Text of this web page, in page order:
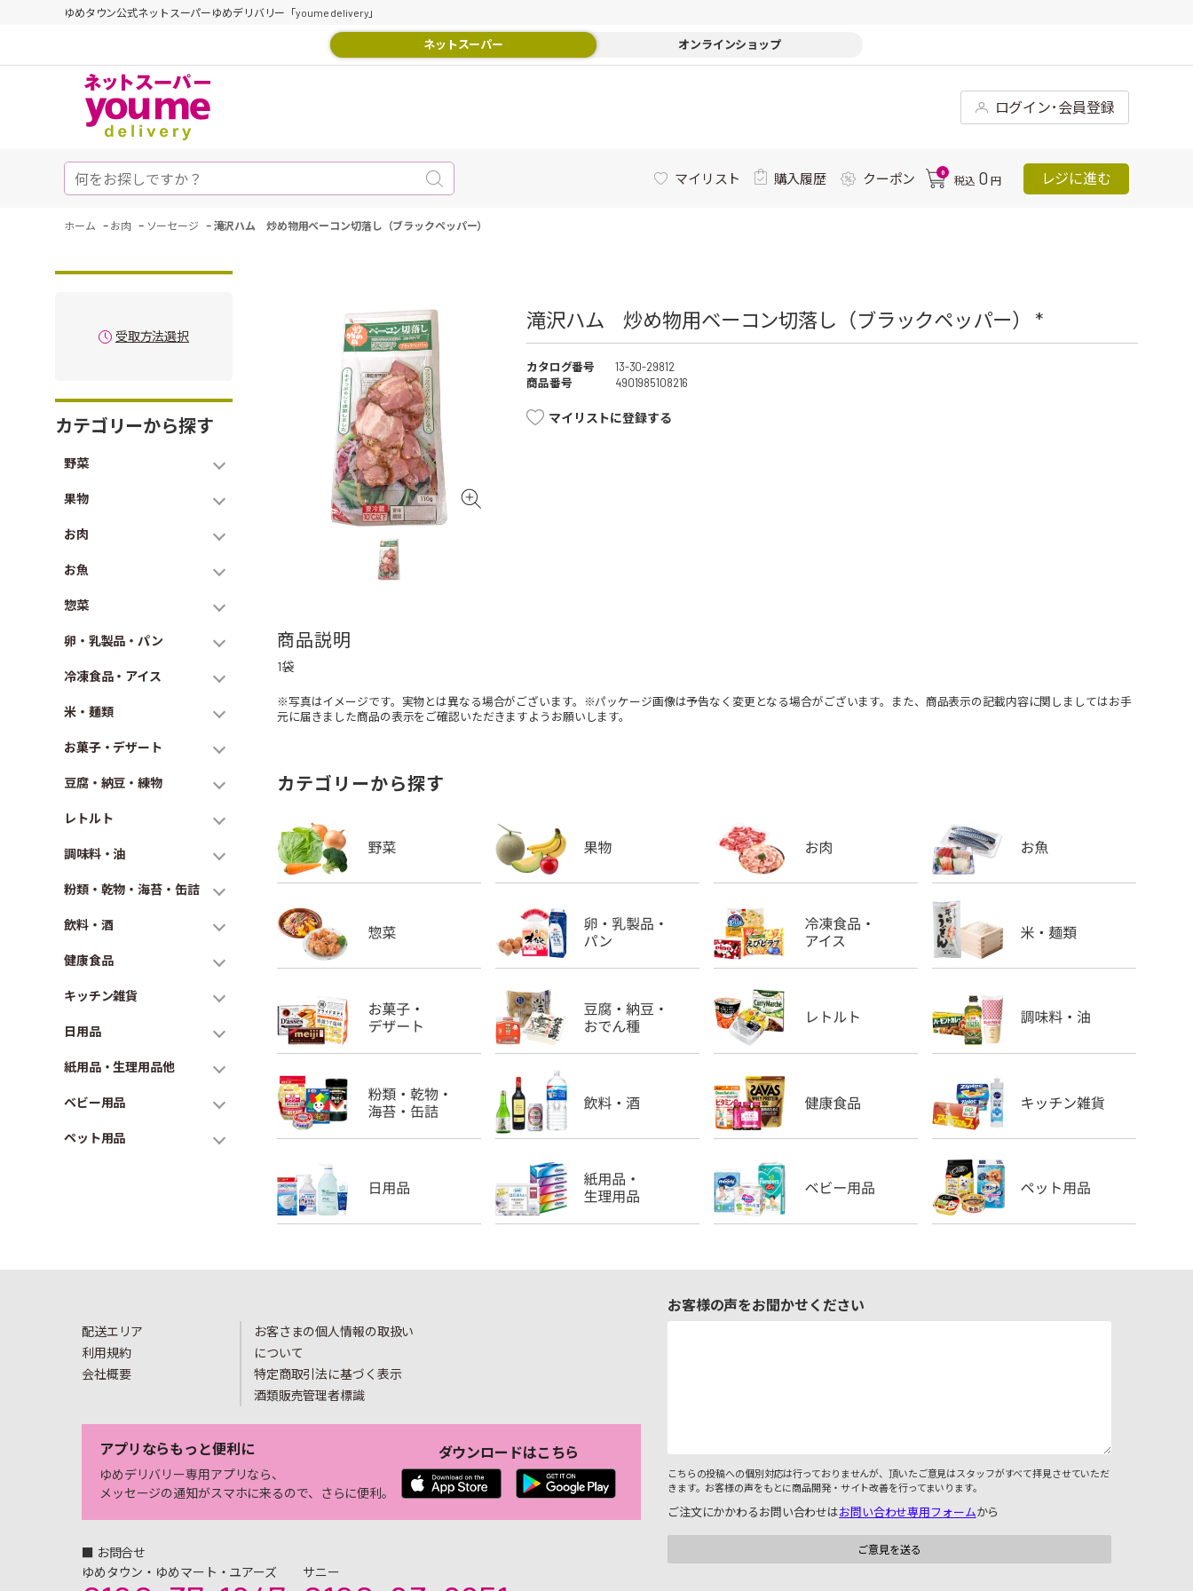
ゆめタウン公式ネットスーパーゆめデリバリー「youme delivery」
ネットスーパー オンラインショップ
ログイン･会員登録
マイリスト 購入履歴 クーポン 0
税込 0 円 レジに進む
ホーム - お肉 - ソーセージ - 滝沢ハム 炒め物用ベーコン切落し（ブラックペッパー）
受取方法選択
カテゴリーから探す
野菜
果物
お肉
お魚
惣菜
卵・乳製品・パン
冷凍食品・アイス
米・麺類
お菓子・デザート
豆腐・納豆・練物
レトルト
調味料・油
粉類・乾物・海苔・缶詰
飲料・酒
健康食品
キッチン雑貨
日用品
紙用品・生理用品他
ベビー用品
ペット用品
滝沢ハム 炒め物用ベーコン切落し（ブラックペッパー） *
カタログ番号
13-30-29812
商品番号
4901985108216
マイリストに登録する
商品説明
1袋
※写真はイメージです。実物とは異なる場合がございます。※パッケージ画像は予告なく変更となる場合がございます。また、商品表示の記載内容に関しましてはお手
元に届きました商品の表示をご確認いただきますようお願いします。
カテゴリーから探す
配送エリア
利用規約
会社概要
お客さまの個人情報の取扱い
について
特定商取引法に基づく表示
酒類販売管理者標識
アプリならもっと便利に
ゆめデリバリー専用アプリなら、
メッセージの通知がスマホに来るので、さらに便利。
ダウンロードはこちら
■ お問合せ
ゆめタウン・ゆめマート・ユアーズ
サニー
お客様の声をお聞かせください
こちらの投稿への個別対応は行っておりませんが、頂いたご意見はスタッフがすべて拝見させていただ
きます。お客様の声をもとに商品開発・サイト改善を行ってまいります。
ご注文にかかわるお問い合わせはお問い合わせ専用フォームから